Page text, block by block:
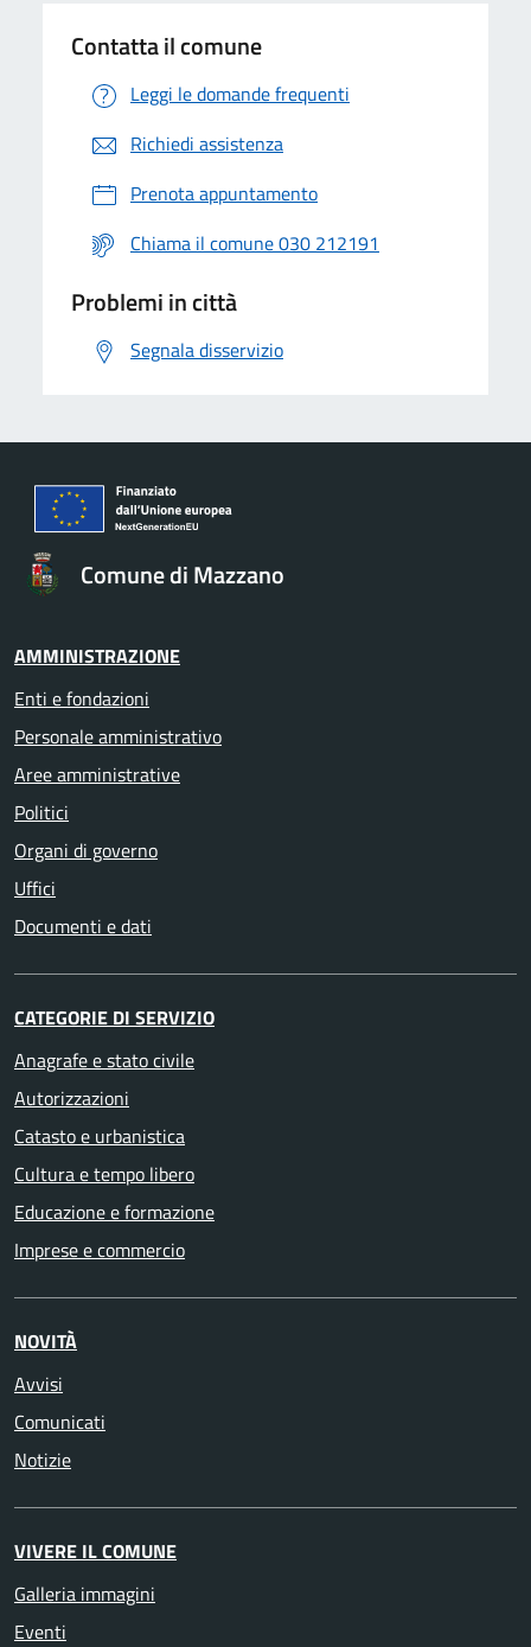
Contatta il comune
Leggi le domande frequenti
Richiedi assistenza
Prenota appuntamento
Chiama il comune 030 212191
Problemi in città
Segnala disservizio
Comune di Mazzano
AMMINISTRAZIONE
Enti e fondazioni
Personale amministrativo
Aree amministrative
Politici
Organi di governo
Uffici
Documenti e dati
CATEGORIE DI SERVIZIO
Anagrafe e stato civile
Autorizzazioni
Catasto e urbanistica
Cultura e tempo libero
Educazione e formazione
Imprese e commercio
NOVITÀ
Avvisi
Comunicati
Notizie
VIVERE IL COMUNE
Galleria immagini
Eventi